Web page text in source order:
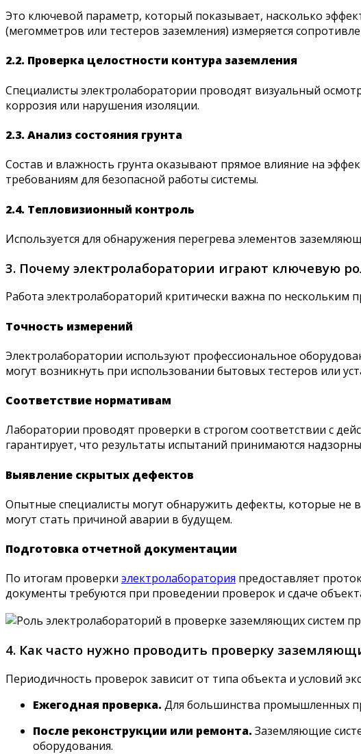
Это ключевой параметр, который показывает, насколько
(мегомметров или тестеров заземления) измеряется
2.2. Проверка целостности контура заземления
Специалисты электролаборатории проводят визуальный
коррозия или нарушения изоляции.
2.3. Анализ состояния грунта
Состав и влажность грунта оказывают прямое влияние на
требованиям для безопасной работы системы.
2.4. Тепловизионный контроль
Используется для обнаружения перегрева элементов
3. Почему электролаборатории играют ключевую
Работа электролабораторий критически важна по нескольким
Точность измерений
Электролаборатории используют профессиональное
могут возникнуть при использовании бытовых тестеров или
Соответствие нормативам
Лаборатории проводят проверки в строгом соответствии с
гарантирует, что результаты испытаний принимаются
Выявление скрытых дефектов
Опытные специалисты могут обнаружить дефекты, которые
могут стать причиной аварии в будущем.
Подготовка отчетной документации
По итогам проверки электролаборатория предоставляет
документы требуются при проведении проверок и сдаче
4. Как часто нужно проводить проверку
Периодичность проверок зависит от типа объекта и условий
Ежегодная проверка. Для большинства промышленных
После реконструкции или ремонта. Заземляющие
оборудования.